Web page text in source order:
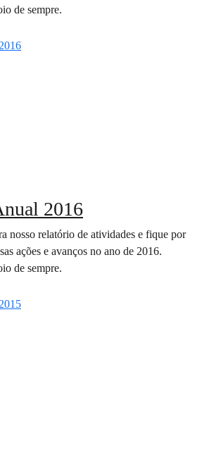
de sempre.
2016
nosso relatório de atividades e fique por
ações e avanços no ano de 2016.
de sempre.